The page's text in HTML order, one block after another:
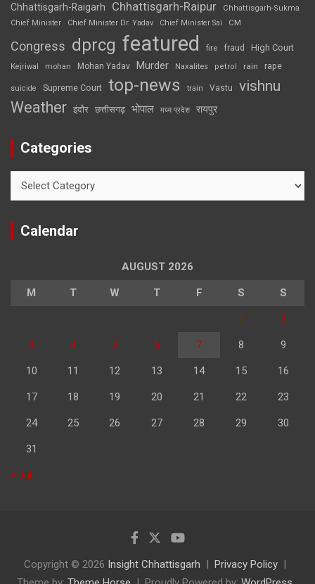
Chhattisgarh-Raigarh Chhattisgarh-Raipur
Chhattisgarh-Sukma
Chief Minister
Chief Minister Dr. Yadav Chief Minister Sai CM
Congress dprcg featured fire fraud High Court
Kejriwal mohan Mohan Yadav Murder Naxalites petrol rain rape
suicide Supreme Court top-news train Vastu vishnu
Weather इंदौर छत्तीसगढ़ भोपाल मध्य प्रदेश रायपुर
Categories
Calendar
AUGUST 2026
M T W T F S S
1 2
3 4 5 6 7 8 9
10 11 12 13 14 15 16
17 18 19 20 21 22 23
24 25 26 27 28 29 30
31
« Jul
Copyright © 2026 Insight Chhattisgarh
Privacy Policy